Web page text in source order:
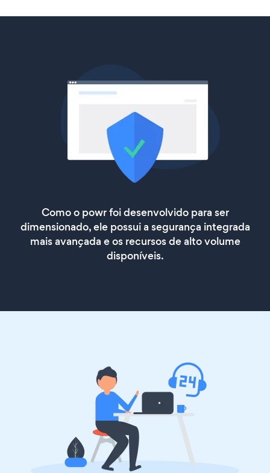
Como o powr foi desenvolvido para ser
dimensionado, ele possui a segurança integrada
mais avançada e os recursos de alto volume
disponíveis.